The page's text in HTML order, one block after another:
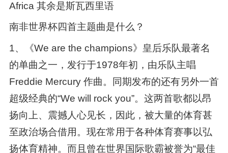
Africa 其余是斯瓦西里语
南非世界杯四首主题曲是什么？
1、《We are the champions》皇后乐队最著名
的单曲之一，发行于1978年初，由乐队主唱
Freddie Mercury 作曲。同期发布的还有另外一首
超级经典的“We will rock you”。这两首歌都以昂
扬向上、震撼人心见长，因此，被大量的体育甚
至政治场合借用。现在常用于各种体育赛事以弘
扬体育精神。而且曾在世界国际歌霸被誉为“最佳